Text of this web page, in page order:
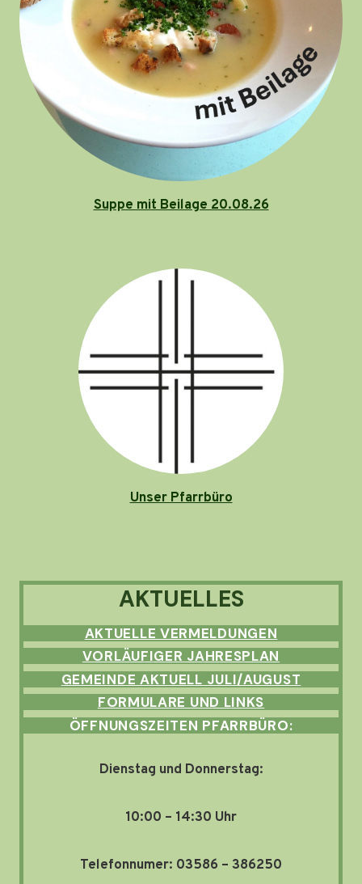
Suppe mit Beilage 20.08.26
Unser Pfarrbüro
AKTUELLES
AKTUELLE VERMELDUNGEN
VORLÄUFIGER JAHRESPLAN
GEMEINDE AKTUELL JULI/AUGUST
FORMULARE UND LINKS
ÖFFNUNGSZEITEN PFARRBÜRO:
Dienstag und Donnerstag:
10:00 – 14:30 Uhr
Telefonnumer: 03586 – 386250